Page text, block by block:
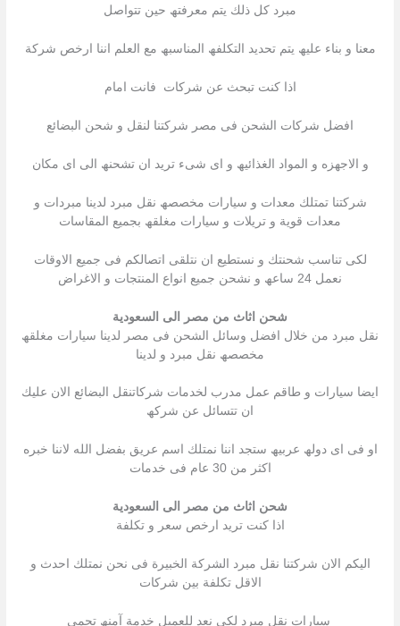
مبرد كل ذلك یتم معرفتھ حین تتواصل
معنا و بناء علیھ یتم تحدید التكلفھ المناسبھ مع العلم اننا ارخص شركة
اذا كنت تبحث عن شركات فانت امام
افضل شركات الشحن فى مصر شركتنا لنقل و شحن البضائع
و الاجھزه و المواد الغذائیھ و اى شىء ترید ان تشحنھ الى اى مكان
شركتنا تمتلك معدات و سیارات مخصصھ نقل مبرد لدینا مبردات و
معدات قویة و تریلات و سیارات مغلقھ بجمیع المقاسات
لكى تناسب شحنتك و نستطیع ان نتلقى اتصالكم فى جمیع الاوقات
نعمل 24 ساعھ و نشحن جمیع انواع المنتجات و الاغراض
شحن اثاث من مصر الى السعودية
نقل مبرد من خلال افضل وسائل الشحن فى مصر لدینا سیارات مغلقھ
مخصصھ نقل مبرد و لدینا
ایضا سیارات و طاقم عمل مدرب لخدمات شركاتنقل البضائع الان علیك
ان تتسائل عن شركھ
او فى اى دولھ عربیھ ستجد اننا نمتلك اسم عریق بفضل الله لاننا خبره
اكثر من 30 عام فى خدمات
شحن اثاث من مصر الى السعودية
اذا كنت ترید ارخص سعر و تكلفة
الیكم الان شركتنا نقل مبرد الشركة الخبیرة فى نحن نمتلك احدث و
الاقل تكلفة بین شركات
سیارات نقل مبرد لكى نعد للعمیل خدمة آمنھ تحمى